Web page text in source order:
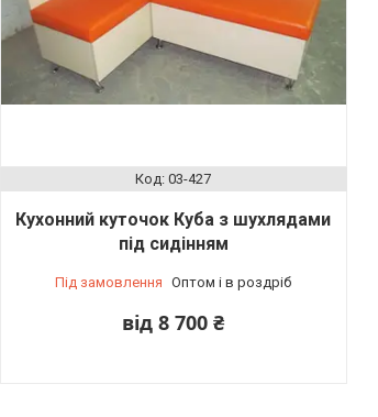
03-427
Кухонний куточок Куба з шухлядами
під сидінням
Під замовлення Оптом і в роздріб
від 8 700 ₴